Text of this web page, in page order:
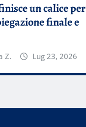
un calice per
finale e
Z. Lug 23, 2026